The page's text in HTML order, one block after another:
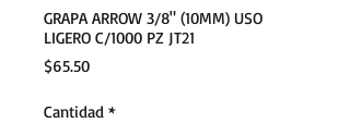
GRAPA ARROW 3/8" (10MM) USO
LIGERO C/1000 PZ JT21
$65.50Precio
Cantidad *